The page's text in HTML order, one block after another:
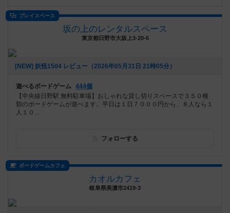
プレイスペース
坂の上のレンタルスペース
東京都日野市大坂上3-20-6
[NEW] 妖怪1504 レビュー（2026年05月31日 21時05分）
遊べるボードゲーム 444個
【中央線日野駅 無料駐車場】おしゃれな貸し切りスペースで３５０種
類のボードゲームが遊べます。平日は１日７０００円から、８人なら１
人１０...
フォローする
ボードゲームカフェ
カオルカフェ
岐阜県美濃市2419-3